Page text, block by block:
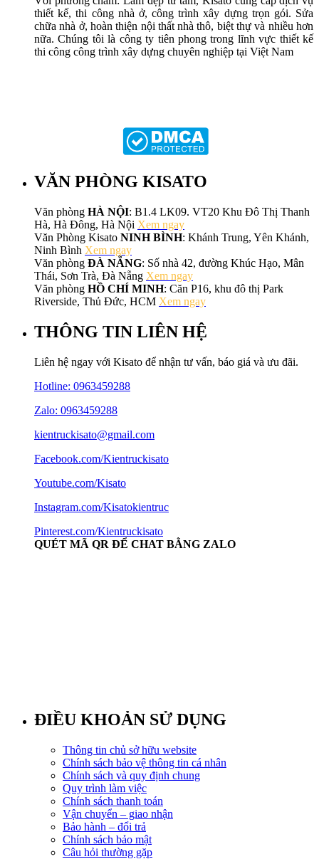
thiết kế, thi công nhà ở, công trình xây dựng trọn gói. Sửa
chữa nhà ở, hoàn thiện nội thất nhà thô, biệt thự và nhiều hơn
nữa. Chúng tôi là công ty tiên phong trong lĩnh vực thiết kế
thi công công trình xây dựng chuyên nghiệp tại Việt Nam
VĂN PHÒNG KISATO
Văn phòng HÀ NỘI: B1.4 LK09. VT20 Khu Đô Thị Thanh
Hà, Hà Đông, Hà Nội Xem ngay
Văn Phòng Kisato NINH BÌNH: Khánh Trung, Yên Khánh,
Ninh Bình Xem ngay
Văn phòng ĐÀ NẴNG: Số nhà 42, đường Khúc Hạo, Mân
Thái, Sơn Trà, Đà Nẵng Xem ngay
Văn phòng HỒ CHÍ MINH: Căn P16, khu đô thị Park
Riverside, Thủ Đức, HCM Xem ngay
THÔNG TIN LIÊN HỆ
Liên hệ ngay với Kisato để nhận tư vấn, báo giá và ưu đãi.
Hotline: 0963459288
Zalo: 0963459288
kientruckisato@gmail.com
Facebook.com/Kientruckisato
Youtube.com/Kisato
Instagram.com/Kisatokientruc
Pinterest.com/Kientruckisato
QUÉT MÃ QR ĐỂ CHAT BẰNG ZALO
ĐIỀU KHOẢN SỬ DỤNG
Thông tin chủ sở hữu website
Chính sách bảo vệ thông tin cá nhân
Chính sách và quy định chung
Quy trình làm việc
Chính sách thanh toán
Vận chuyển – giao nhận
Bảo hành – đổi trả
Chính sách bảo mật
Câu hỏi thường gặp